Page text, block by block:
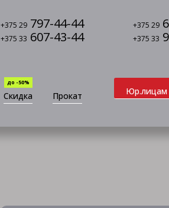
+375 29 797-44-44 +375 29
+375 33 607-43-44 +375 33
Скидка
до -50%
Прокат Юр.лицам